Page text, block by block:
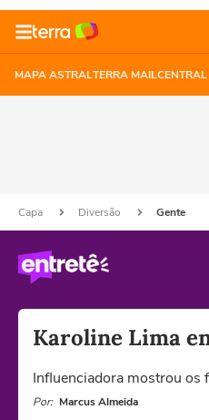
MAPA ASTRALTERRA MAIL
Capa Diversão Gente
Karoline Lima
Influenciadora mostrou os
Por: Marcus Almeida